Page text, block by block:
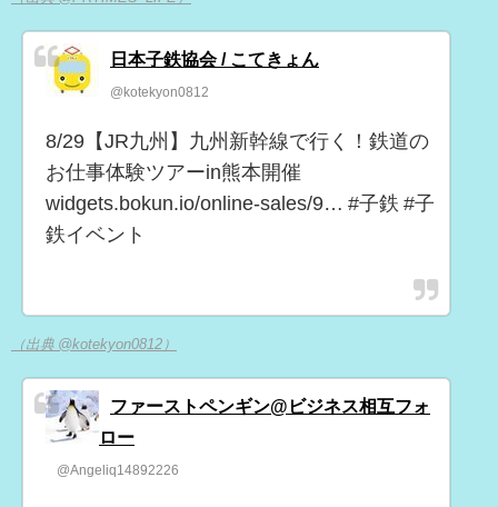
日本子鉄協会 / こてきょん
@kotekyon0812
8/29【JR九州】九州新幹線で行く！鉄道の
お仕事体験ツアーin熊本開催
widgets.bokun.io/online-sales/9… #子鉄 #子
鉄イベント
（出典 @kotekyon0812）
ファーストペンギン@ビジネス相互フォ
ロー
@Angeliq14892226